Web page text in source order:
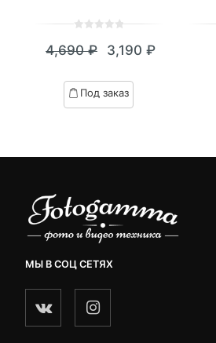
out
based
on
4,690₽
цена
составляла
3,190 ₽
Текущая
цена:
3,190 ₽.
Под заказ
МЫ В СОЦ СЕТЯХ